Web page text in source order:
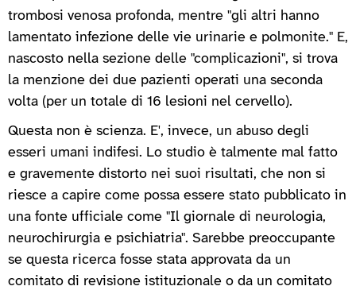
trombosi venosa profonda, mentre "gli altri hanno
lamentato infezione delle vie urinarie e polmonite." E,
nascosto nella sezione delle "complicazioni", si trova
la menzione dei due pazienti operati una seconda
volta (per un totale di 16 lesioni nel cervello).
Questa non è scienza. E', invece, un abuso degli
esseri umani indifesi. Lo studio è talmente mal fatto
e gravemente distorto nei suoi risultati, che non si
riesce a capire come possa essere stato pubblicato in
una fonte ufficiale come "Il giornale di neurologia,
neurochirurgia e psichiatria". Sarebbe preoccupante
se questa ricerca fosse stata approvata da un
comitato di revisione istituzionale o da un comitato